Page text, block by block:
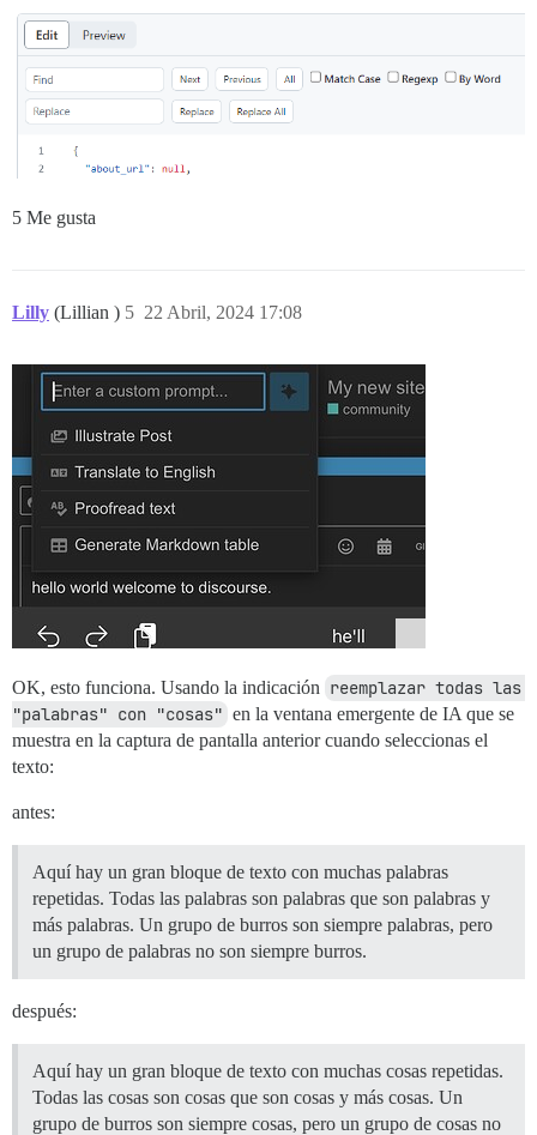
5 Me gusta
Lilly (Lillian ) 22 Abril, 2024 17:08
5
OK, esto funciona. Usando la indicación reemplazar todas las
"palabras" con "cosas" en la ventana emergente de IA que se
muestra en la captura de pantalla anterior cuando seleccionas el
texto:
antes:
Aquí hay un gran bloque de texto con muchas palabras
repetidas. Todas las palabras son palabras que son palabras y
más palabras. Un grupo de burros son siempre palabras, pero
un grupo de palabras no son siempre burros.
después:
Aquí hay un gran bloque de texto con muchas cosas repetidas.
Todas las cosas son cosas que son cosas y más cosas. Un
grupo de burros son siempre cosas, pero un grupo de cosas no